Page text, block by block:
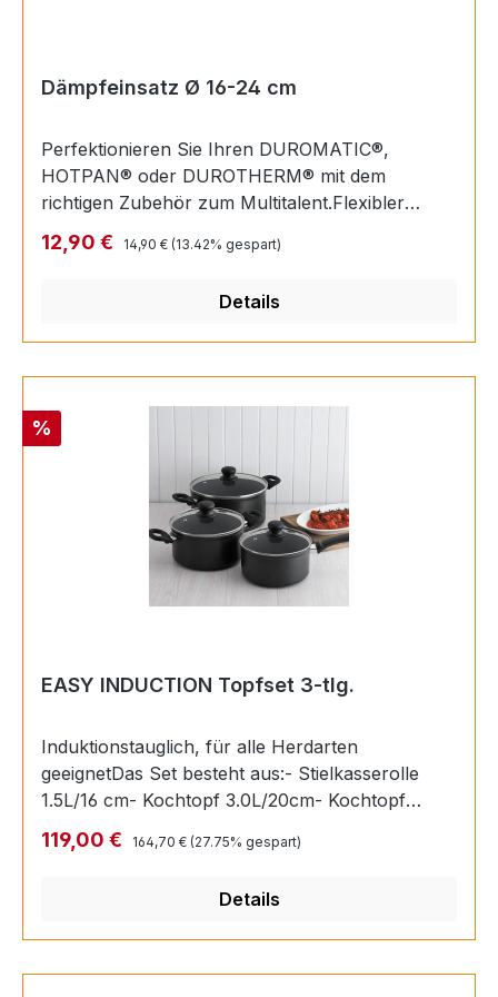
geeignet, Induktion inklusiveBackofentauglich bis
Grössen erhältlichPassende Glasdeckel sind
erhältlich
Dämpfeinsatz Ø 16-24 cm
Perfektionieren Sie Ihren DUROMATIC®,
HOTPAN® oder DUROTHERM® mit dem
richtigen Zubehör zum Multitalent.Flexibler
Kochtöpfe von Ø 16cm - 24cm geeignet.
Verkaufspreis:
12,90 € Regulärer Preis:
14,90 € (13.42% gespart)
Details
Rabatt
%
EASY INDUCTION Topfset 3-tlg.
Induktionstauglich, für alle Herdarten
geeignetDas Set besteht aus:- Stielkasserolle
1.5L/16 cm- Kochtopf 3.0L/20cm- Kochtopf
reinigen für unbeschwertes, alltägliches
muss viel Hitze aushalten. Deshalb lohnt es sich,
Verkaufspreis:
119,00 € Regulärer Preis:
164,70 € (27.75% gespart)
Details